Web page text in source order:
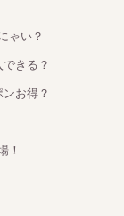
ゃい？
きる？
お得？
！